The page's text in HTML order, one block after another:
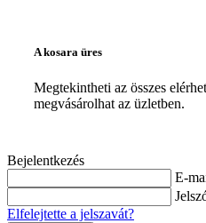
A kosara üres
Megtekintheti az összes
megvásárolhat az üzletben.
Bejelentkezés
E-
Elfelejtette a jelszavát?